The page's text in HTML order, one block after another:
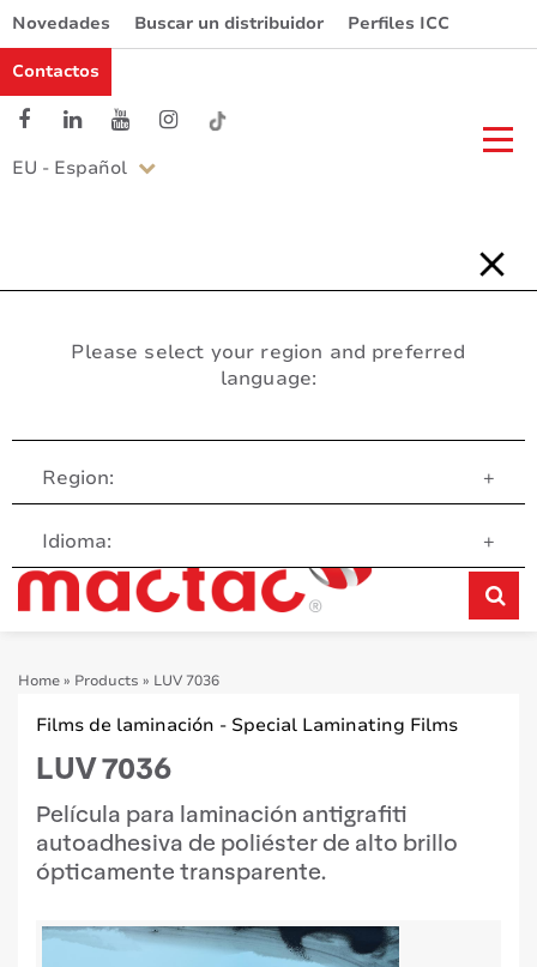
Novedades Buscar un distribuidor Perfiles ICC
Contactos
EU - Español
Please select your region and preferred
language:
Region: +
Idioma: +
Servicio al Cliente
Home» Products » LUV 7036
Films de laminación - Special Laminating Films
LUV 7036
Película para laminación antigrafiti
autoadhesiva de poliéster de alto brillo
ópticamente transparente.